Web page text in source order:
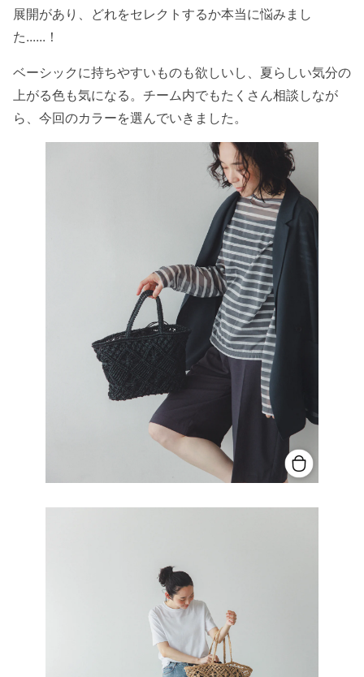
展開があり、どれをセレクトするか本当に悩みまし
た......！
ベーシックに持ちやすいものも欲しいし、夏らしい気分の
上がる色も気になる。チーム内でもたくさん相談しなが
ら、今回のカラーを選んでいきました。